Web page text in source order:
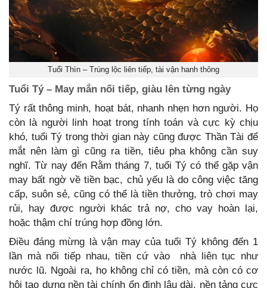
Tuổi Thìn – Trúng lộc liên tiếp, tài vận hanh thông
Tuổi Tý – May mắn nối tiếp, giàu lên từng ngày
Tý rất thông minh, hoạt bát, nhanh nhẹn hơn người. Họ
còn là người linh hoạt trong tính toán và cực kỳ chịu
khó, tuổi Tý trong thời gian này cũng được Thần Tài để
mắt nên làm gì cũng ra tiền, tiêu pha không cần suy
nghĩ. Từ nay đến Rằm tháng 7, tuổi Tý có thể gặp vận
may bất ngờ về tiền bạc, chủ yếu là do công việc tăng
cấp, suôn sẻ, cũng có thể là tiền thưởng, trò chơi may
rủi, hay được người khác trả nợ, cho vay hoàn lại,
hoặc thậm chí trúng hợp đồng lớn.
Điều đáng mừng là vận may của tuổi Tý không đến 1
lần mà nối tiếp nhau, tiền cứ vào nhà liên tục như
nước lũ. Ngoài ra, họ không chỉ có tiền, mà còn có cơ
hội tạo dựng nền tài chính ổn định lâu dài, nền tảng cực